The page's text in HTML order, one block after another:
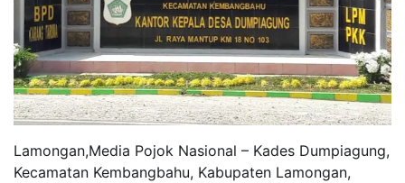
Lamongan,Media Pojok Nasional – Kades Dumpiagung,
Kecamatan Kembangbahu, Kabupaten Lamongan,